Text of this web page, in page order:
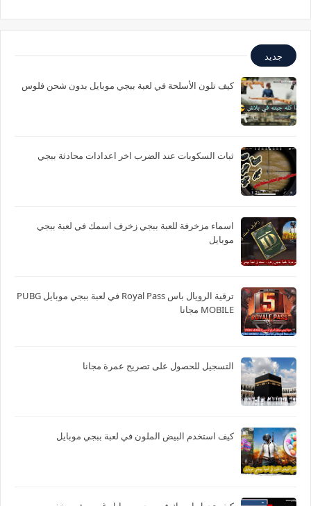
جديد
كيف تلون الأسلحة في لعبة ببجي موبايل بدون شحن فلوس
ثبات السكوبات عند الضرب اخر اعدادات محادثة ببجي
اسماء مزخرفة للعبة ببجي زخرف اسمك في لعبة ببجي
موبايل
ترقية الرويال باس Royal Pass في لعبة ببجي موبايل PUBG
MOBILE مجانا
التسجيل للحصول على تصريح عمرة مجانا
كيف استخدم البيض الملون في لعبة ببجي موبايل